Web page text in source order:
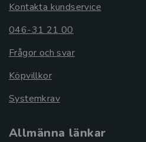
Kontakta kundservice
046-31 21 00
Frågor och svar
Köpvillkor
Systemkrav
Allmänna länkar